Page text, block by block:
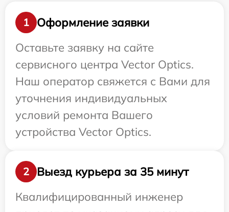
1
Оформление заявки
Оставьте заявку на сайте
сервисного центра Vector Optics.
Наш оператор свяжется с Вами для
уточнения индивидуальных
условий ремонта Вашего
устройства Vector Optics.
2
Выезд курьера за 35 минут
Квалифицированный инженер